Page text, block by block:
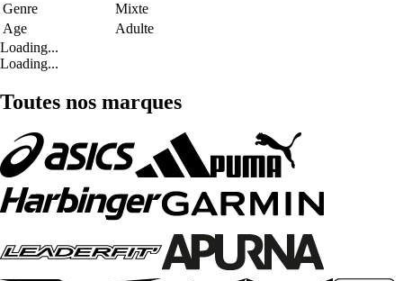
Genre
Mixte
Age
Adulte
Loading...
Loading...
Toutes nos marques